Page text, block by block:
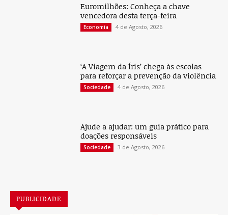
Euromilhões: Conheça a chave
vencedora desta terça-feira
Economia 4 de Agosto, 2026
‘A Viagem da Íris’ chega às escolas
para reforçar a prevenção da violência
Sociedade 4 de Agosto, 2026
Ajude a ajudar: um guia prático para
doações responsáveis
Sociedade 3 de Agosto, 2026
PUBLICIDADE